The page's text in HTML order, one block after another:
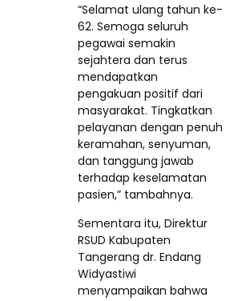
“Selamat ulang tahun ke-
62. Semoga seluruh
pegawai semakin
sejahtera dan terus
mendapatkan
pengakuan positif dari
masyarakat. Tingkatkan
pelayanan dengan penuh
keramahan, senyuman,
dan tanggung jawab
terhadap keselamatan
pasien,” tambahnya.
Sementara itu, Direktur
RSUD Kabupaten
Tangerang dr. Endang
Widyastiwi
menyampaikan bahwa